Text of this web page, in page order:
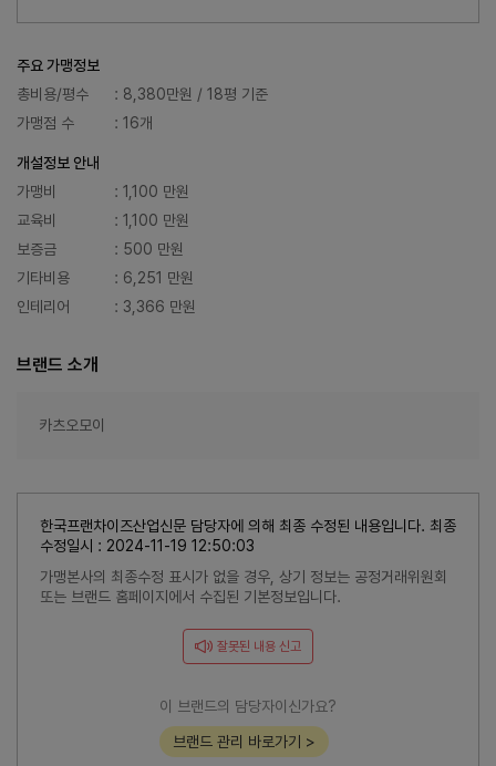
주요 가맹정보
총비용/평수
: 8,380만원 / 18평 기준
가맹점 수
: 16개
개설정보 안내
가맹비
: 1,100 만원
교육비
: 1,100 만원
보증금
: 500 만원
기타비용
: 6,251 만원
인테리어
: 3,366 만원
브랜드 소개
카츠오모이
한국프랜차이즈산업신문 담당자에 의해 최종 수정된 내용입니다. 최종
수정일시 : 2024-11-19 12:50:03
가맹본사의 최종수정 표시가 없을 경우, 상기 정보는 공정거래위원회
또는 브랜드 홈페이지에서 수집된 기본정보입니다.
잘못된 내용 신고
이 브랜드의 담당자이신가요?
브랜드 관리 바로가기 >